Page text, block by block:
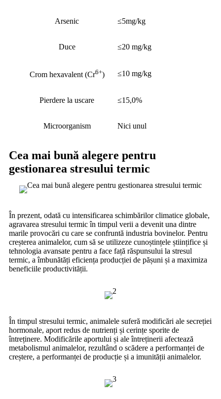
Arsenic ≤5mg/kg
Duce ≤20 mg/kg
Crom hexavalent (Cr6+) ≤10 mg/kg
Pierdere la uscare ≤15,0%
Microorganism Nici unul
Cea mai bună alegere pentru
gestionarea stresului termic
În prezent, odată cu intensificarea schimbărilor climatice globale,
agravarea stresului termic în timpul verii a devenit una dintre
marile provocări cu care se confruntă industria bovinelor. Pentru
creșterea animalelor, cum să se utilizeze cunoștințele științifice și
tehnologia avansate pentru a face față răspunsului la stresul
termic, a îmbunătăți eficiența producției de pășuni și a maximiza
beneficiile productivității.
În timpul stresului termic, animalele suferă modificări ale secreției
hormonale, aport redus de nutrienți și cerințe sporite de
întreținere. Modificările aportului și ale întreținerii afectează
metabolismul animalelor, rezultând o scădere a performanței de
creștere, a performanței de producție și a imunității animalelor.